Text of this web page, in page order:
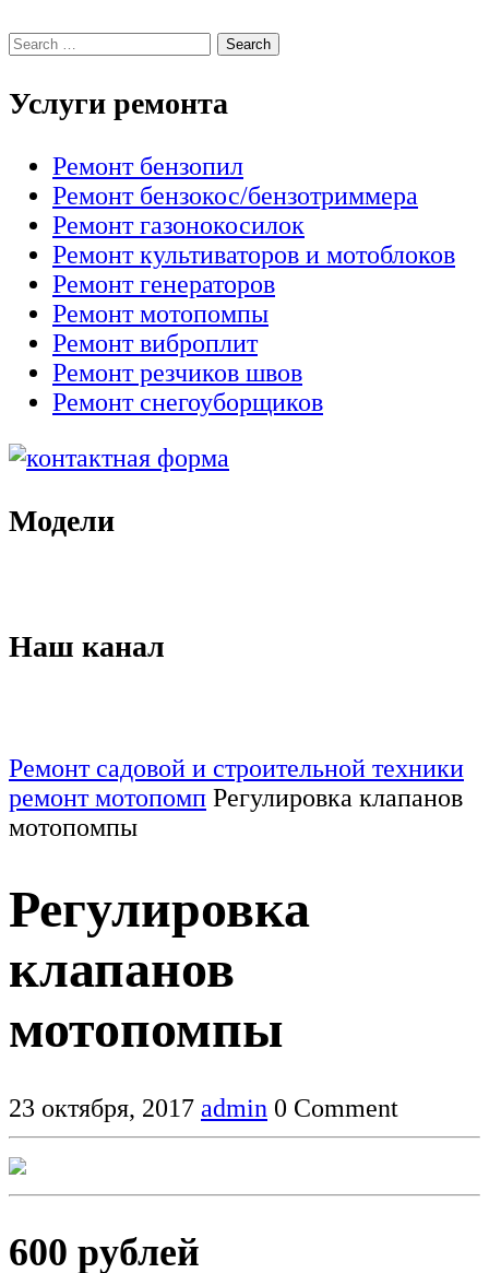
Услуги ремонта
Ремонт бензопил
Ремонт бензокос/бензотриммера
Ремонт газонокосилок
Ремонт культиваторов и мотоблоков
Ремонт генераторов
Ремонт мотопомпы
Ремонт виброплит
Ремонт резчиков швов
Ремонт снегоуборщиков
Модели
Наш канал
Ремонт садовой и строительной техники
ремонт мотопомп Регулировка клапанов
мотопомпы
Регулировка
клапанов
мотопомпы
23 октября, 2017 admin 0 Comment
600 рублей